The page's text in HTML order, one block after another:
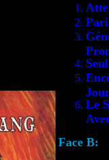
Le
Face B: